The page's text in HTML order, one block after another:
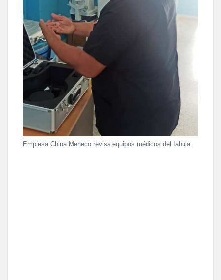
Empresa China Meheco revisa equipos médicos del Iahula